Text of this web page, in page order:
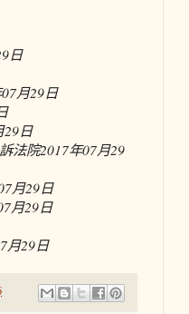
日
月29日
29日
法院2017年07月29
月29日
月29日
月29日